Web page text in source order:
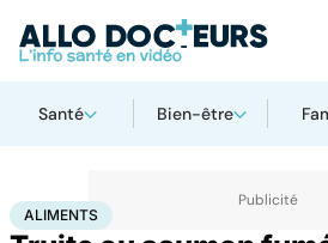
Santé Bien-être
AccueilBien-être Aliments
ALIMENTS